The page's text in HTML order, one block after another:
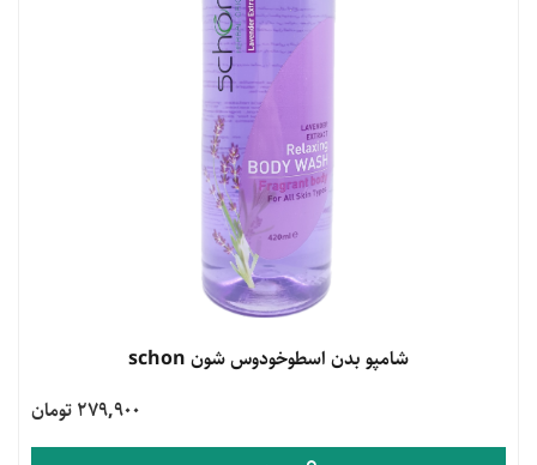
مشاهده محصولشامپو بدن اسطوخودوس شون schon
279,900 تومان